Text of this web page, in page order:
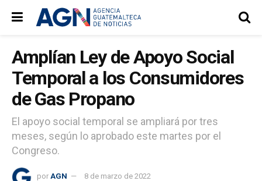
Amplían Ley de Apoyo Social
Temporal a los Consumidores
de Gas Propano
El apoyo social temporal se ampliará por tres
meses, según lo aprobado este martes por el
Congreso.
por AGN 8 de marzo de 2022